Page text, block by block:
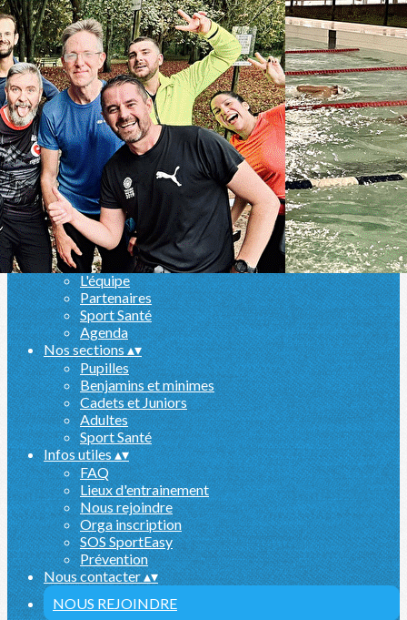
Exporter les lignes sélectionnées
Exporter toutes les colonnes
Exporter uniquement les colonnes affichées
Menu
Ajoutez un logo, un bouton, des réseaux sociaux
Cliquez pour éditer
Le club▴▾
Présentation
Actualités
L'équipe
Partenaires
Sport Santé
Agenda
Nos sections▴▾
Pupilles
Benjamins et minimes
Cadets et Juniors
Adultes
Sport Santé
Infos utiles▴▾
FAQ
Lieux d'entrainement
Nous rejoindre
Orga inscription
SOS SportEasy
Prévention
Nous contacter▴▾
NOUS REJOINDRE